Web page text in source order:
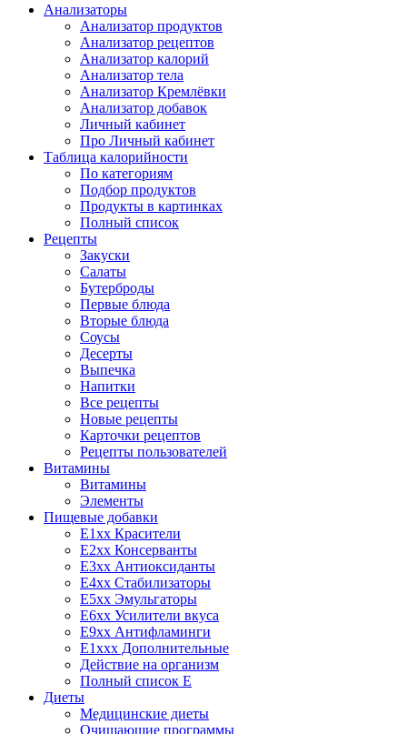
Анализаторы
Анализатор продуктов
Анализатор рецептов
Анализатор калорий
Анализатор тела
Анализатор Кремлёвки
Анализатор добавок
Личный кабинет
Про Личный кабинет
Таблица калорийности
По категориям
Подбор продуктов
Продукты в картинках
Полный список
Рецепты
Закуски
Салаты
Бутерброды
Первые блюда
Вторые блюда
Соусы
Десерты
Выпечка
Напитки
Все рецепты
Новые рецепты
Карточки рецептов
Рецепты пользователей
Витамины
Витамины
Элементы
Пищевые добавки
E1xx Красители
E2xx Консерванты
E3xx Антиоксиданты
E4xx Стабилизаторы
E5xx Эмульгаторы
E6xx Усилители вкуса
E9xx Антифламинги
E1xxx Дополнительные
Действие на организм
Полный список E
Диеты
Медицинские диеты
Очищающие программы